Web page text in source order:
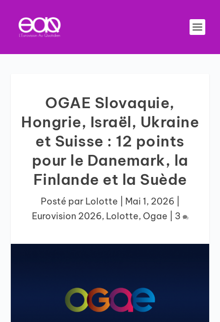
OGAE Slovaquie,
Hongrie, Israël, Ukraine
et Suisse : 12 points
pour le Danemark, la
Finlande et la Suède
Posté par Lolotte Mai 1, 2026
Eurovision 2026, Lolotte, Ogae 3